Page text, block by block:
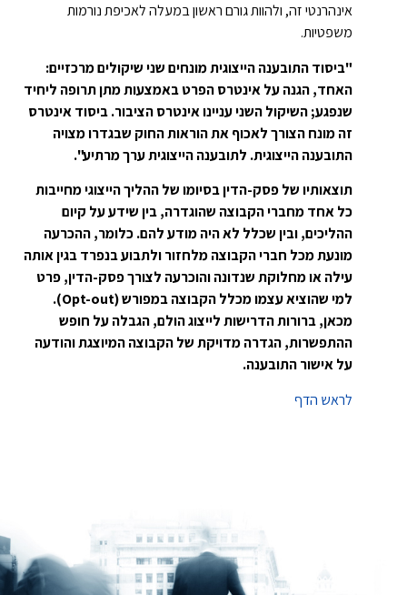
אינהרנטי זה, ולהוות גורם ראשון במעלה לאכיפת נורמות
משפטיות.
"ביסוד התובענה הייצוגית מונחים שני שיקולים מרכזיים:
האחד, הגנה על אינטרס הפרט באמצעות מתן תרופה ליחיד
שנפגע; השיקול השני עניינו אינטרס הציבור. ביסוד אינטרס
זה מונח הצורך לאכוף את הוראות החוק שבגדרו מצויה
התובענה הייצוגית. לתובענה הייצוגית ערך מרתיע".
תוצאותיו של פסק-הדין בסיומו של ההליך הייצוגי מחייבות
כל אחד מחברי הקבוצה שהוגדרה, בין שידע על קיום
ההליכים, ובין שכלל לא היה מודע להם. כלומר, ההכרעה
מונעת מכל חברי הקבוצה מלחזור ולתבוע בנפרד בגין אותה
עילה או מחלוקת שנדונה והוכרעה לצורך פסק-הדין, פרט
למי שהוציא עצמו מכלל הקבוצה במפורש (Opt-out).
מכאן, ברורות הדרישות לייצוג הולם, הגבלה על חופש
ההתפשרות, הגדרה מדויקת של הקבוצה המיוצגת והודעה
על אישור התובענה.
לראש הדף